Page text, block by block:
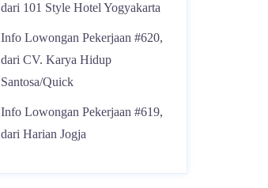
dari 101 Style Hotel Yogyakarta
Info Lowongan Pekerjaan #620,
dari CV. Karya Hidup
Santosa/Quick
Info Lowongan Pekerjaan #619,
dari Harian Jogja